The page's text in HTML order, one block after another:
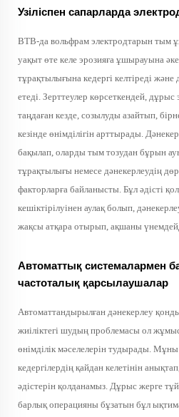
Узіліспен сапарларда
ВТВ-да вольфрам электродтарын тым
уақыт өте келе эрозияға ұшырауына
тұрақтылығына кедергі келтіреді
етеді. Зерттеулер көрсеткендей,
таңдаған кезде, созылуды азайтып,
кезінде өнімділігін арттырады.
бақылап, оларды тым тозудан бұрын
тұрақтылығы немесе дәнекерлеудің
факторларға байланысты. Бұл әдісті
кешіктірілуінен аулақ болып,
жақсы атқара отырып, ақшаны
Автоматтық системалармен
частоталық қарсылаушалар
Автоматтандырылған дәнекерлеу
жиіліктегі шудың проблемасы ол
өнімділік мәселелерін тудырады.
кедергілердің қайдан келетінін
әдістерін қолданамыз. Дұрыс жерге
барлық операцияны бұзатын бұл